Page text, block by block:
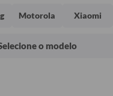
Motorola Xiaomi
o modelo